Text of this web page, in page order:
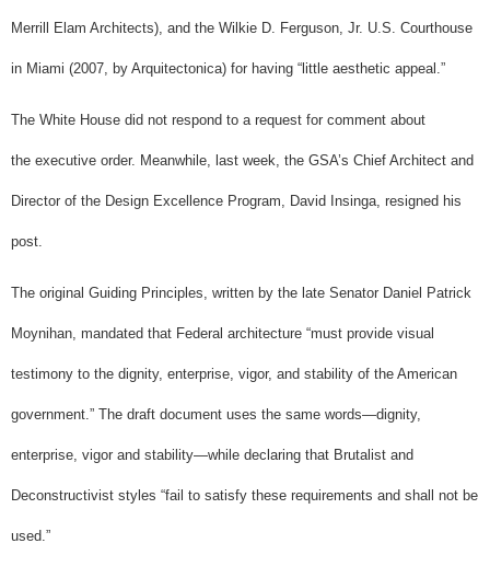
Merrill Elam Architects), and the Wilkie D. Ferguson, Jr. U.S. Courthouse
in Miami (2007, by Arquitectonica) for having “little aesthetic appeal.”
The White House did not respond to a request for comment about
the executive order. Meanwhile, last week, the GSA’s Chief Architect and
Director of the Design Excellence Program, David Insinga, resigned his
post.
The original Guiding Principles, written by the late Senator Daniel Patrick
Moynihan, mandated that Federal architecture “must provide visual
testimony to the dignity, enterprise, vigor, and stability of the American
government.” The draft document uses the same words—dignity,
enterprise, vigor and stability—while declaring that Brutalist and
Deconstructivist styles “fail to satisfy these requirements and shall not be
used.”